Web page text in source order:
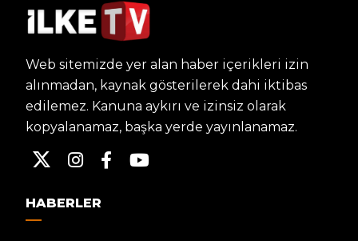
Web sitemizde yer alan haber içerikleri izin
alınmadan, kaynak gösterilerek dahi iktibas
edilemez. Kanuna aykırı ve izinsiz olarak
kopyalanamaz, başka yerde yayınlanamaz.
HABERLER